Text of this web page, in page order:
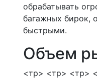
обрабатывать
багажных бирок,
быстрыми.
Объем
<тр> <тр> <тр>